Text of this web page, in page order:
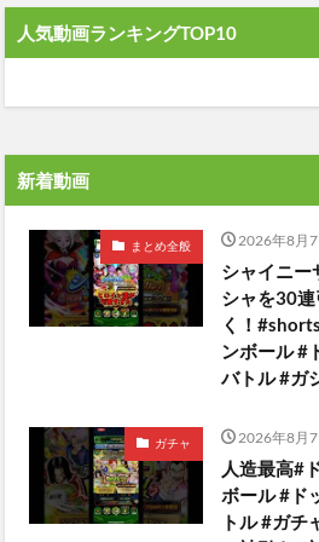
人気動画ランキングTOP10
新着動画
まとめ全般 2026年8月7
シャイニー
シャを30
く！
ンボール #
バトル #ガ
ガチャ 2026年8月7
人造最高#
ボール #ド
トル #ガチ